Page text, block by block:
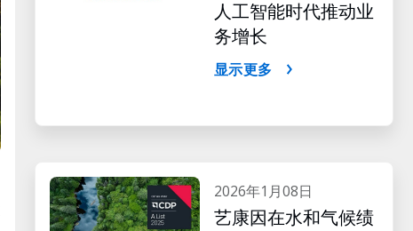
人工智能时代推动业
务增长
显示更多
2026年1月08日
艺康因在水和气候绩